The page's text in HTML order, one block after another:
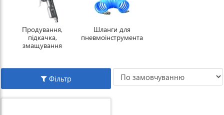
Продування,
підкачка,
змащування
Шланги для
пневмоінструмента
Фільтр